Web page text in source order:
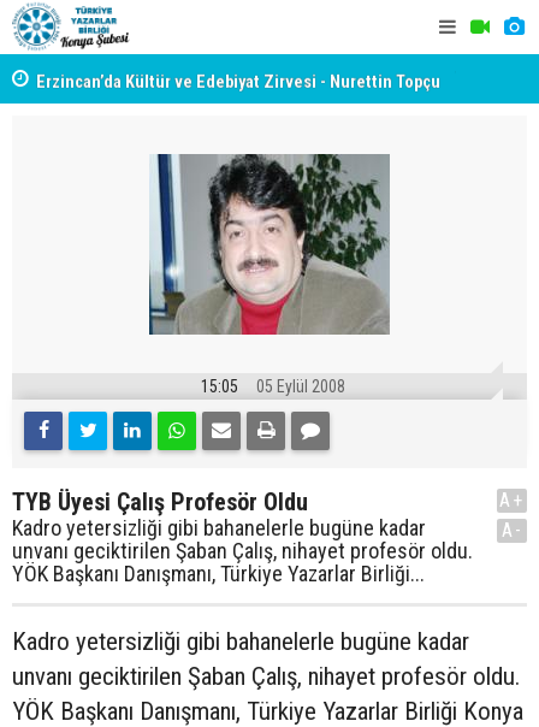
Erzincan’da Kültür ve Edebiyat Zirvesi - Nurettin Topçu
15:05 05 Eylül 2008
TYB Üyesi Çalış Profesör Oldu
Kadro yetersizliği gibi bahanelerle bugüne kadar
unvanı geciktirilen Şaban Çalış, nihayet profesör oldu.
YÖK Başkanı Danışmanı, Türkiye Yazarlar Birliği...
A+
A-
Kadro yetersizliği gibi bahanelerle bugüne kadar
unvanı geciktirilen Şaban Çalış, nihayet profesör oldu.
YÖK Başkanı Danışmanı, Türkiye Yazarlar Birliği Konya